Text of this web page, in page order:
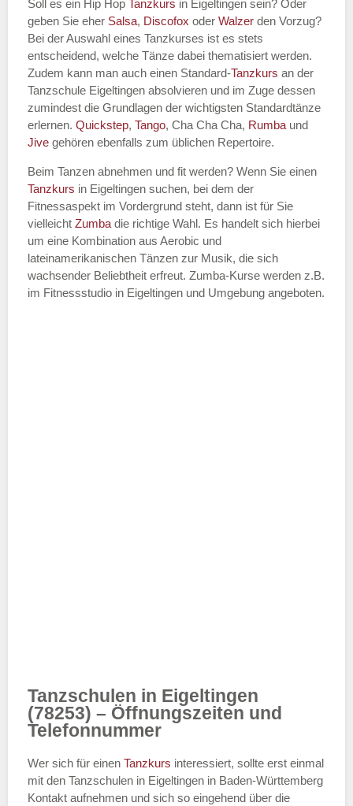
Soll es ein Hip Hop Tanzkurs in Eigeltingen sein? Oder
geben Sie eher Salsa, Discofox oder Walzer den Vorzug?
Bei der Auswahl eines Tanzkurses ist es stets
entscheidend, welche Tänze dabei thematisiert werden.
Zudem kann man auch einen Standard-Tanzkurs an der
Tanzschule Eigeltingen absolvieren und im Zuge dessen
zumindest die Grundlagen der wichtigsten Standardtänze
erlernen. Quickstep, Tango, Cha Cha Cha, Rumba und
Jive gehören ebenfalls zum üblichen Repertoire.
Beim Tanzen abnehmen und fit werden? Wenn Sie einen
Tanzkurs in Eigeltingen suchen, bei dem der
Fitnessaspekt im Vordergrund steht, dann ist für Sie
vielleicht Zumba die richtige Wahl. Es handelt sich hierbei
um eine Kombination aus Aerobic und
lateinamerikanischen Tänzen zur Musik, die sich
wachsender Beliebtheit erfreut. Zumba-Kurse werden z.B.
im Fitnessstudio in Eigeltingen und Umgebung angeboten.
Tanzschulen in Eigeltingen
(78253) – Öffnungszeiten und
Telefonnummer
Wer sich für einen Tanzkurs interessiert, sollte erst einmal
mit den Tanzschulen in Eigeltingen in Baden-Württemberg
Kontakt aufnehmen und sich so eingehend über die